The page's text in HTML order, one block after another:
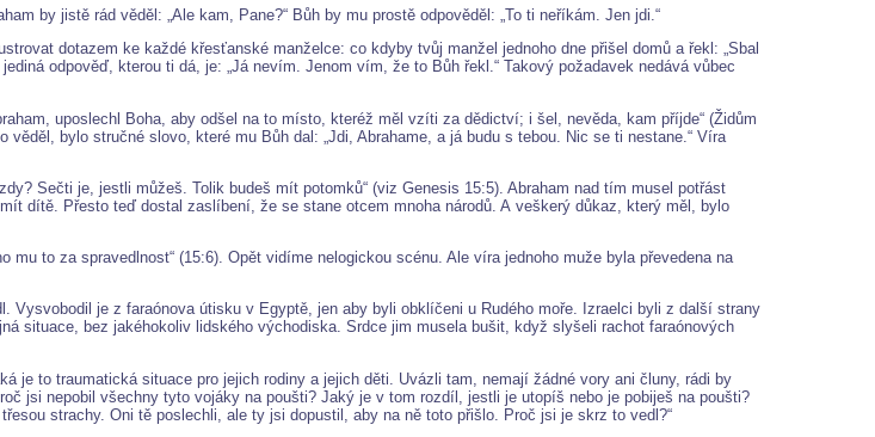
by jistě rád věděl: „Ale kam, Pane?“ Bůh by mu prostě odpověděl: „To ti neříkám. Jen jdi.“
dotazem ke každé křesťanské manželce: co kdyby tvůj manžel jednoho dne přišel domů a řekl: „Sbal
odpověď, kterou ti dá, je: „Já nevím. Jenom vím, že to Bůh řekl.“ Takový požadavek nedává vůbec
uposlechl Boha, aby odšel na to místo, kteréž měl vzíti za dědictví; i šel, nevěda, kam příjde“ (Židům
bylo stručné slovo, které mu Bůh dal: „Jdi, Abrahame, a já budu s tebou. Nic se ti nestane.“ Víra
Sečti je, jestli můžeš. Tolik budeš mít potomků“ (viz Genesis 15:5). Abraham nad tím musel potřást
dítě. Přesto teď dostal zaslíbení, že se stane otcem mnoha národů. A veškerý důkaz, který měl, bylo
to za spravedlnost“ (15:6). Opět vidíme nelogickou scénu. Ale víra jednoho muže byla převedena na
je z faraónova útisku v Egyptě, jen aby byli obklíčeni u Rudého moře. Izraelci byli z další strany
situace, bez jakéhokoliv lidského východiska. Srdce jim musela bušit, když slyšeli rachot faraónových
je to traumatická situace pro jejich rodiny a jejich děti. Uvázli tam, nemají žádné vory ani čluny, rádi by
jsi nepobil všechny tyto vojáky na poušti? Jaký je v tom rozdíl, jestli je utopíš nebo je pobiješ na poušti?
strachy. Oni tě poslechli, ale ty jsi dopustil, aby na ně toto přišlo. Proč jsi je skrz to vedl?“